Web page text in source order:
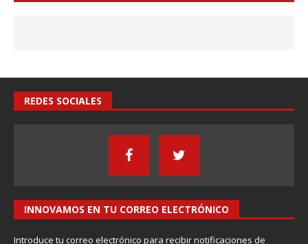
REDES SOCIALES
INNOVAMOS EN TU CORREO ELECTRÓNICO
Introduce tu correo electrónico para recibir notificaciones de